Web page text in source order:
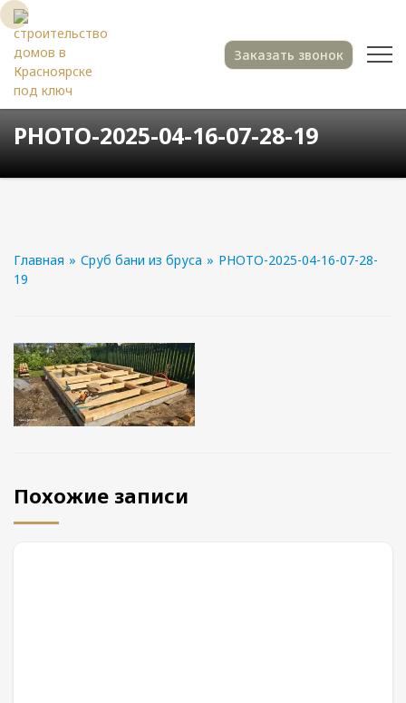
Заказать звонок
PHOTO-2025-04-16-07-28-19
Главная » Сруб бани из бруса » PHOTO-2025-04-16-07-28-
19
Похожие записи